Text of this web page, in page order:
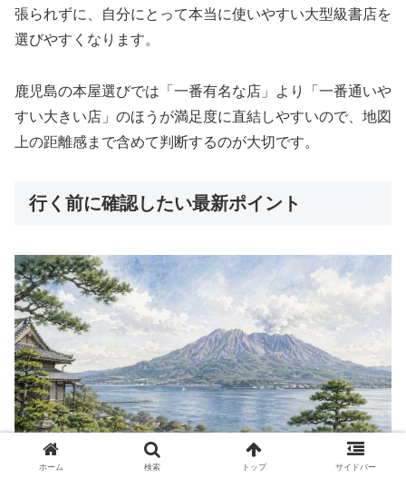
張られずに、自分にとって本当に使いやすい大型級書店を
選びやすくなります。
鹿児島の本屋選びでは「一番有名な店」より「一番通いや
すい大きい店」のほうが満足度に直結しやすいので、地図
上の距離感まで含めて判断するのが大切です。
行く前に確認したい最新ポイント
ホーム 検索 トップ サイドバー